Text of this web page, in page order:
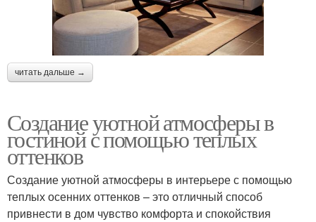
читать дальше →
Создание уютной атмосферы в
гостиной с помощью теплых
оттенков
Создание уютной атмосферы в интерьере с помощью
теплых осенних оттенков – это отличный способ
привнести в дом чувство комфорта и спокойствия